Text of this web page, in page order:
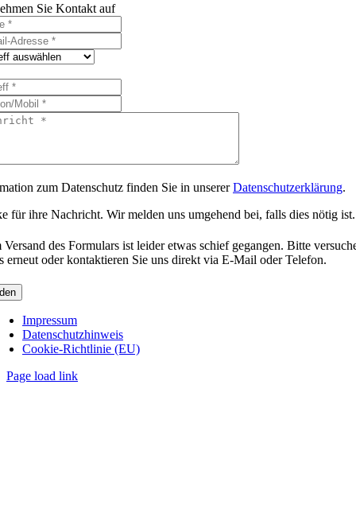
Sie Kontakt auf
zum Datenschutz finden Sie in unsererDatenschutzerklärung.
für ihre Nachricht. Wir melden uns umgehend bei, falls dies nötig ist.
Versand des Formulars ist leider etwas schief gegangen. Bitte
erneut oder kontaktieren Sie uns direkt via E-Mail oder Telefon.
Impressum
Datenschutzhinweis
Cookie-Richtlinie (EU)
Page load link